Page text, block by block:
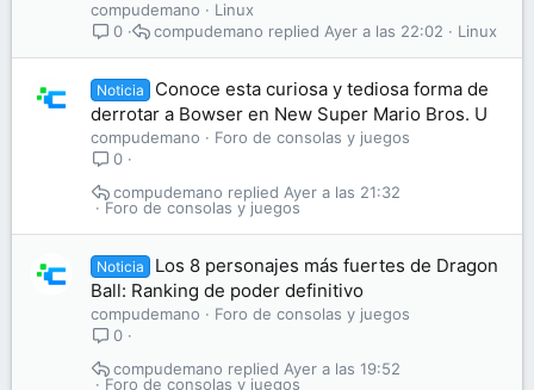
compudemano
Linux
0
Linux
Ayer a las 22:02
compudemano
Noticia
Conoce esta curiosa y tediosa forma de
derrotar a Bowser en New Super Mario Bros. U
compudemano
Foro de consolas y juegos
0
Foro de consolas y juegos
Ayer a las 21:32
compudemano
Noticia
Los 8 personajes más fuertes de Dragon
Ball: Ranking de poder definitivo
compudemano
Foro de consolas y juegos
0
Foro de consolas y juegos
Ayer a las 19:52
compudemano